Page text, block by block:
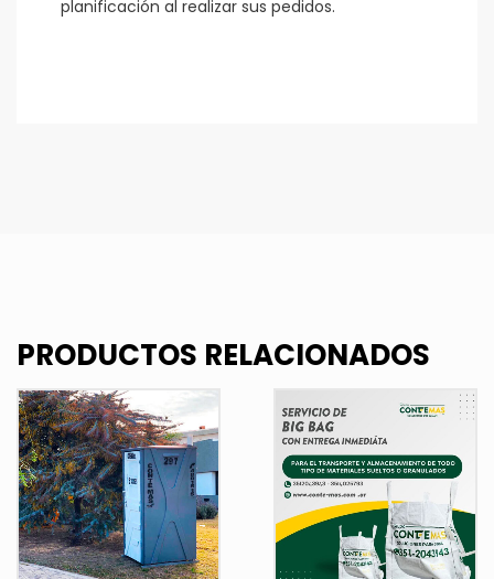
planificación al realizar sus pedidos.
PRODUCTOS RELACIONADOS